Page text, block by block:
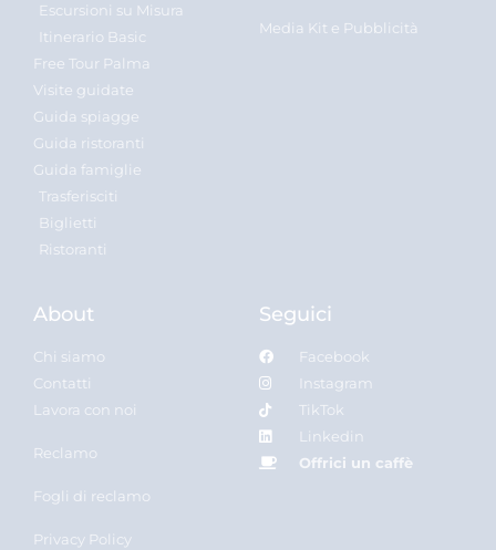
Escursioni su Misura
Itinerario Basic
Free Tour Palma
Visite guidate
Guida spiagge
Guida ristoranti
Guida famiglie
Trasferisciti
Biglietti
Ristoranti
Media Kit e Pubblicità
About
Chi siamo
Contatti
Lavora con noi
Reclamo
Fogli di reclamo
Privacy Policy
Seguici
Facebook
Instagram
TikTok
Linkedin
Offrici un caffè